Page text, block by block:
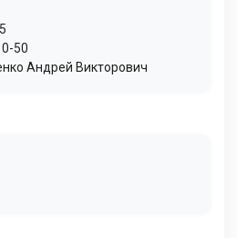
50
Андрей Викторович